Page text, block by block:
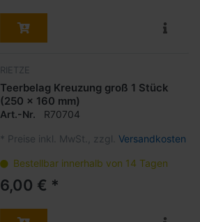
RIETZE
Teerbelag Kreuzung groß 1 Stück
(250 x 160 mm)
Art.-Nr. R70704
* Preise inkl. MwSt., zzgl. Versandkosten
Bestellbar innerhalb von 14 Tagen
6,00 € *